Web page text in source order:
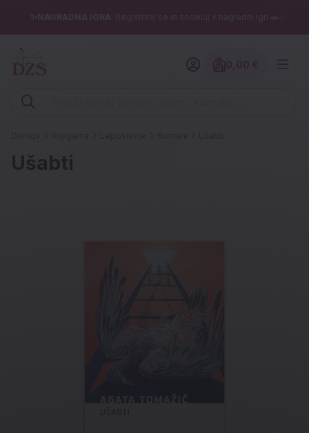
✨NAGRADNA IGRA : Registriraj se in sodeluj v nagradni igri 🚗✨
Vpišite iskalni niz (šolski zvezek, pero, kartuše ...)
Ušabti